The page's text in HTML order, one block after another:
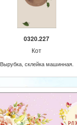
0320.227
Кот
Вырубка, склейка машинная.